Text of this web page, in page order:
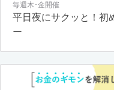
毎週木･金開催
平日夜にサクッと！初
ー